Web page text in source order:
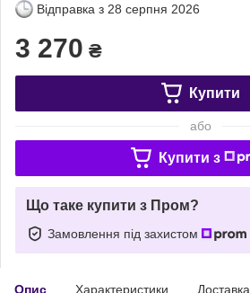
Відправка з 28 серпня 2026
3 270 ₴
Купити
або
Купити з
Що таке купити з Пром?
Замовлення під захистом
Опис Характеристики Доставка